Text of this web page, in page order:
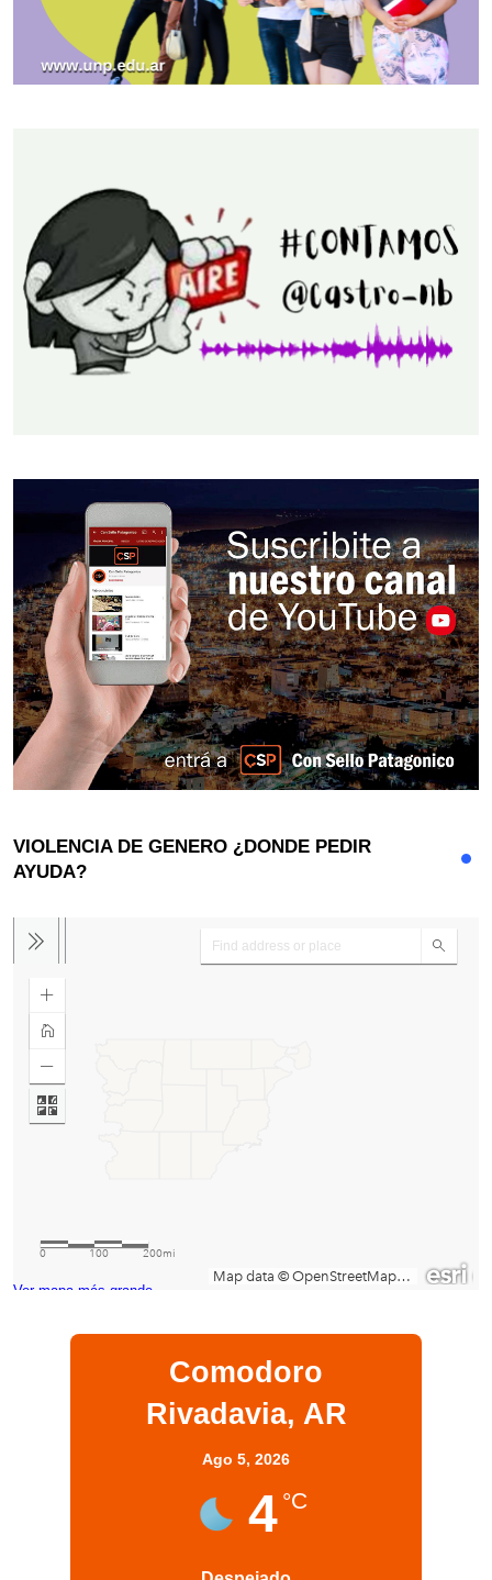
VIOLENCIA DE GENERO ¿DONDE PEDIR
AYUDA?
Ver mapa más grande
Comodoro
Rivadavia, AR
Ago 5, 2026
4 °C